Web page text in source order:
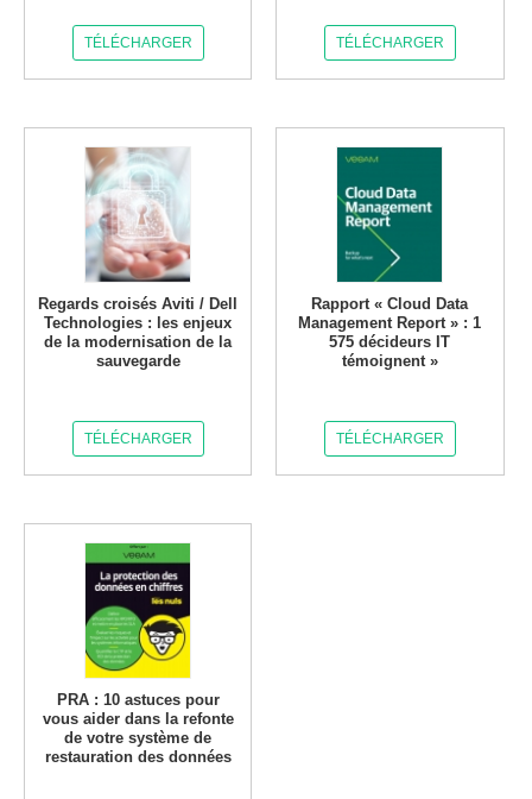
TÉLÉCHARGER TÉLÉCHARGER
Regards croisés Aviti / Dell
Technologies : les enjeux
de la modernisation de la
sauvegarde
TÉLÉCHARGER
Rapport « Cloud Data
Management Report » : 1
575 décideurs IT
témoignent »
TÉLÉCHARGER
PRA : 10 astuces pour
vous aider dans la refonte
de votre système de
restauration des données